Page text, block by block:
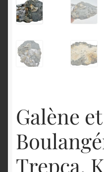
Galène et
Trepca,